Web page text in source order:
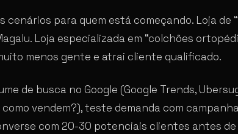
para quem está começando. Loja de
Loja especializada em “colchões
menos gente e atrai cliente qualificado.
de busca no Google (Google Trends,
vendem?), teste demanda com
com 20-30 potenciais clientes antes